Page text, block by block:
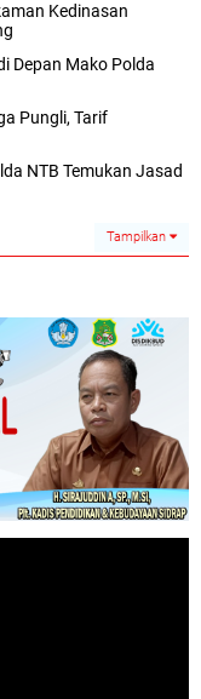
Kedinasan
Depan Mako Polda
Pungli, Tarif
NTB Temukan Jasad
Tampilkan